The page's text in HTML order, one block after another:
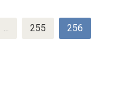
... 255 256